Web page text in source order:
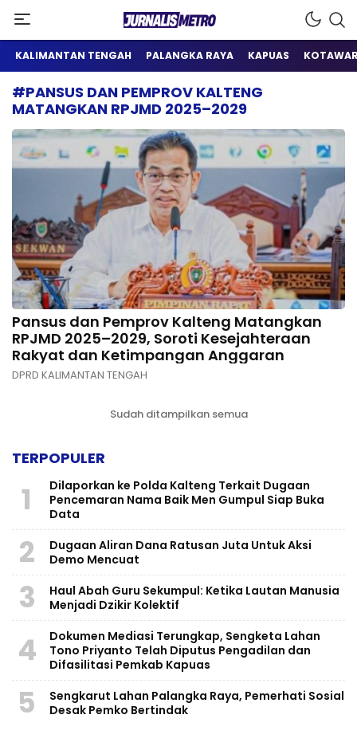
Jurnalis Metro
Satu Wadah Informasi
KALIMANTAN TENGAH PALANGKA RAYA KAPUAS
#PANSUS DAN PEMPROV KALTENG
MATANGKAN RPJMD 2025–2029
Pansus dan Pemprov Kalteng Matangkan
RPJMD 2025–2029, Soroti Kesejahteraan
Rakyat dan Ketimpangan Anggaran
DPRD KALIMANTAN TENGAH
Sudah ditampilkan semua
TERPOPULER
1
Dilaporkan ke Polda Kalteng Terkait Dugaan
Pencemaran Nama Baik Men Gumpul Siap Buka
Data
2
Dugaan Aliran Dana Ratusan Juta Untuk Aksi
Demo Mencuat
3
Haul Abah Guru Sekumpul: Ketika Lautan Manusia
Menjadi Dzikir Kolektif
4
​Dokumen Mediasi Terungkap, Sengketa Lahan
Tono Priyanto Telah Diputus Pengadilan dan
Difasilitasi Pemkab Kapuas
5
Sengkarut Lahan Palangka Raya, Pemerhati Sosial
Desak Pemko Bertindak